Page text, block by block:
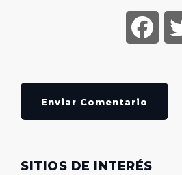
Enviar Comentario
SITIOS DE INTERÉS